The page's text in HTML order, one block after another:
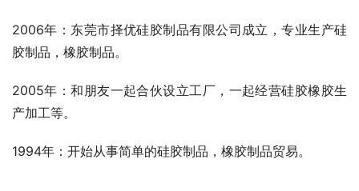
2006年：东莞市择优硅胶制品有限公司成立，专业生产硅
胶制品，橡胶制品。
2005年：和朋友一起合伙设立工厂，一起经营硅胶橡胶生
产加工等。
1994年：开始从事简单的硅胶制品，橡胶制品贸易。